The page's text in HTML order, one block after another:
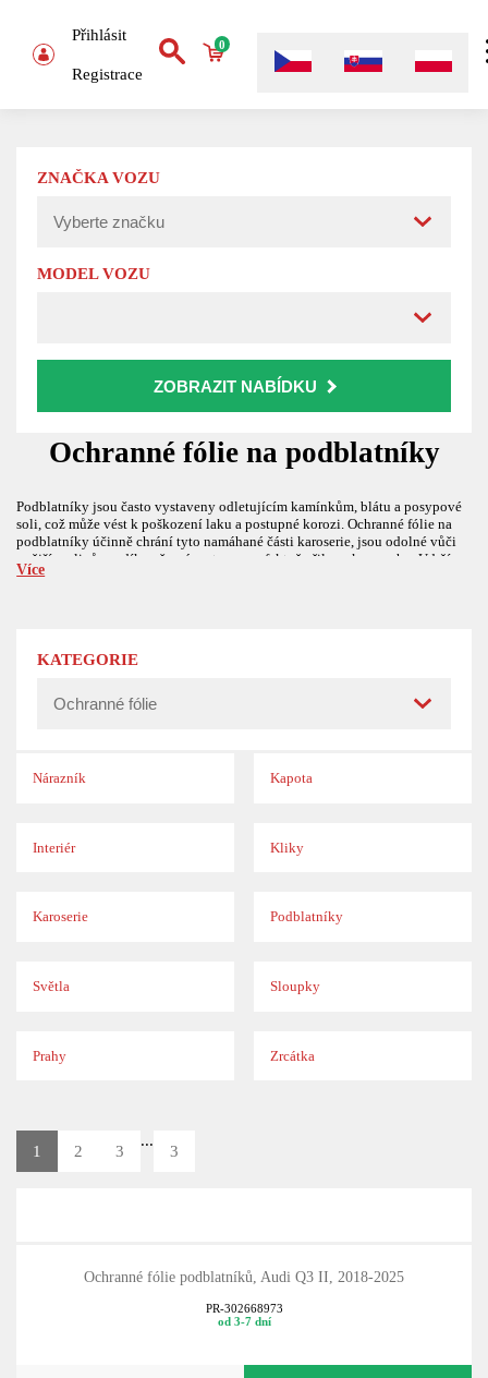
Přihlásit
Registrace
0
ZNAČKA VOZU
MODEL VOZU
ZOBRAZIT NABÍDKU
Ochranné fólie na podblatníky
Podblatníky jsou často vystaveny odletujícím kamínkům, blátu a posypové
soli, což může vést k poškození laku a postupné korozi. Ochranné fólie na
podblatníky účinně chrání tyto namáhané části karoserie, jsou odolné vůči
vnějším vlivům a díky přesnému tvaru perfektně přilnou k povrchu. Udrží
tak vzhled i životnost karoserie ve špičkové kondici.
Více
KATEGORIE
Nárazník Kapota
Interiér Kliky
Karoserie Podblatníky
Světla Sloupky
Prahy Zrcátka
1 2 3
...
3
Ochranné fólie podblatníků, Audi Q3 II, 2018-2025
PR-302668973
od 3-7 dní